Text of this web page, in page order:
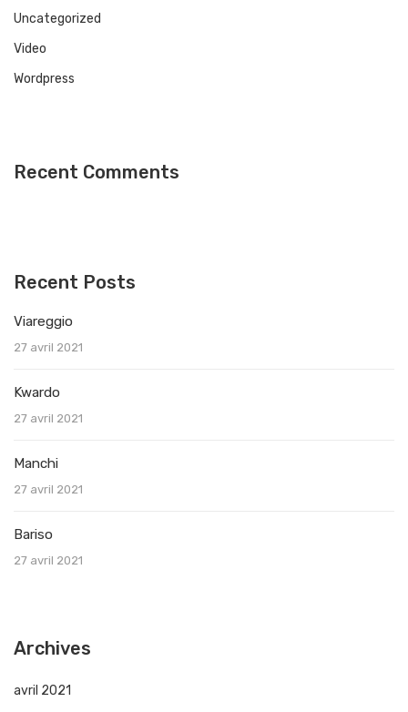
Uncategorized
Video
Wordpress
Recent Comments
Recent Posts
Viareggio
27 avril 2021
Kwardo
27 avril 2021
Manchi
27 avril 2021
Bariso
27 avril 2021
Archives
avril 2021